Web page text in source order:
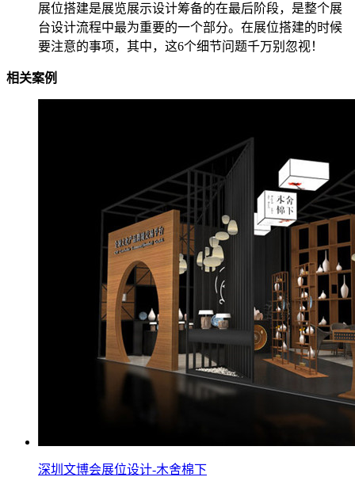
展位搭建是展览展示设计筹备的在最后阶段，是整个展
台设计流程中最为重要的一个部分。在展位搭建的时候
要注意的事项，其中，这6个细节问题千万别忽视！
相关案例
深圳文博会展位设计-木舍棉下